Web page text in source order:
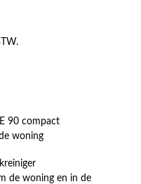
90 compact
woning
de woning en in de